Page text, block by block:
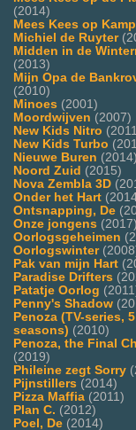
(2014)
Mees Kees op Kamp
Michiel de Ruyter
Midden in de
(2013)
Mijn Opa de
(2010)
Minoes (2001)
Moordwijven (2007)
New Kids Nitro
New Kids Turbo
Nieuwe Buren (2014)
Noord Zuid (2015)
Nova Zembla 3D
Onder het Hart
Ontsnapping, De
Onze jongens (2017)
Oorlogsgeheimen
Oorlogswinter
Pak van mijn Hart
Paradise Drifters
Patatje Oorlog
Penny's Shadow
Penoza (TV-series, 5
seasons) (2010)
Penoza, the Final
(2019)
Phileine zegt Sorry
Pijnstillers (2014)
Pizza Maffia (2011)
Plan C. (2012)
Poel, De (2014)